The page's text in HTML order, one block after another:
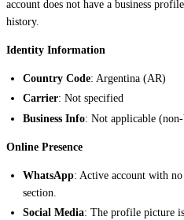
account does not have a business
history.
Identity Information
Country Code: Argentina (AR)
Carrier: Not specified
Business Info: Not applicable (non-
Online Presence
WhatsApp: Active account with
section.
Social Media: The profile picture